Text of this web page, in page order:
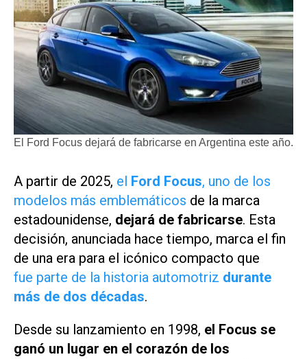
El Ford Focus dejará de fabricarse en Argentina este año.
A partir de 2025, el Ford Focus, uno de los
modelos más emblemáticos de la marca
estadounidense, dejará de fabricarse. Esta
decisión, anunciada hace tiempo, marca el fin
de una era para el icónico compacto que
fue parte de la historia automotriz durante
más de dos décadas.
Desde su lanzamiento en 1998, el Focus se
ganó un lugar en el corazón de los